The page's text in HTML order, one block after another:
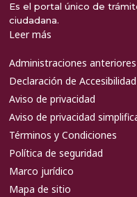
Es el portal único de
ciudadana.
Leer más
Administraciones anteriores
Declaración de Accesibilidad
Aviso de privacidad
Aviso de privacidad
Términos y Condiciones
Política de seguridad
Marco jurídico
Mapa de sitio